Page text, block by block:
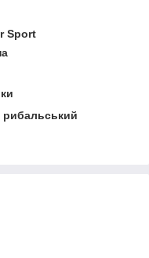
Sport
рибальський